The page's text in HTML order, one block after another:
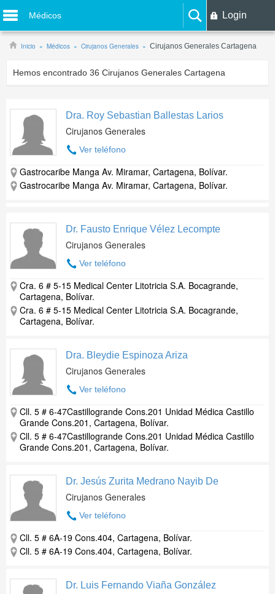
Médicos Login
Inicio Médicos Cirujanos Generales Cirujanos Generales Cartagena
Hemos encontrado 36 Cirujanos Generales Cartagena
Dra. Roy Sebastian Ballestas Larios
Cirujanos Generales
Ver teléfono
Gastrocaribe Manga Av. Miramar, Cartagena, Bolívar.
Gastrocaribe Manga Av. Miramar, Cartagena, Bolívar.
Dr. Fausto Enrique Vélez Lecompte
Cirujanos Generales
Ver teléfono
Cra. 6 # 5-15 Medical Center Litotricia S.A. Bocagrande,
Cartagena, Bolívar.
Cra. 6 # 5-15 Medical Center Litotricia S.A. Bocagrande,
Cartagena, Bolívar.
Dra. Bleydie Espinoza Ariza
Cirujanos Generales
Ver teléfono
Cll. 5 # 6-47Castillogrande Cons.201 Unidad Médica Castillo
Grande Cons.201, Cartagena, Bolívar.
Cll. 5 # 6-47Castillogrande Cons.201 Unidad Médica Castillo
Grande Cons.201, Cartagena, Bolívar.
Dr. Jesús Zurita Medrano Nayib De
Cirujanos Generales
Ver teléfono
Cll. 5 # 6A-19 Cons.404, Cartagena, Bolívar.
Cll. 5 # 6A-19 Cons.404, Cartagena, Bolívar.
Dr. Luis Fernando Viaña González